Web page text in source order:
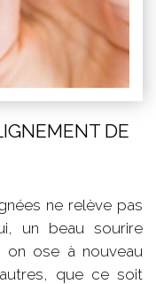
DE
ne relève pas
un beau sourire
on ose à nouveau
que ce soit